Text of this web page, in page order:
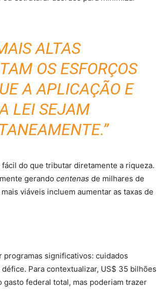
ALTAS
OS ESFORÇOS
A APLICAÇÃO E
LEI SEJAM
do que tributar diretamente a riqueza.
gerando centenas de milhares de
viáveis ​​incluem aumentar as taxas de
significativos: cuidados
Para contextualizar, US$ 35 bilhões
gasto federal total, mas poderiam trazer